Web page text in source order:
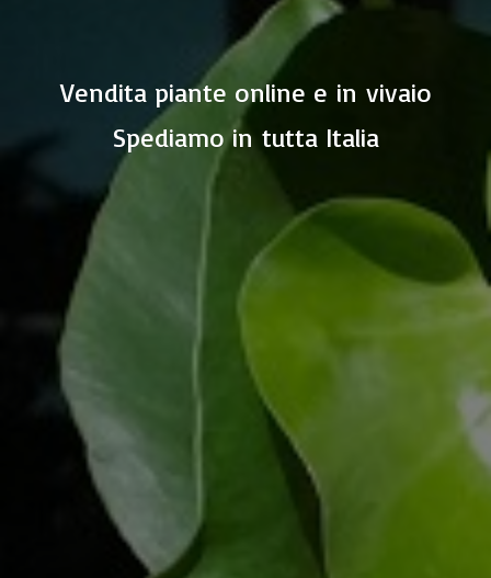
Vendita piante online e in vivaio
Spediamo in tutta Italia